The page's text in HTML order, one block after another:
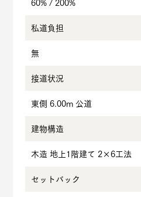
私道負担
無
接道状況
東側 6.00m 公道
建物構造
木造 地上1階建て 2×6工法
セットバック